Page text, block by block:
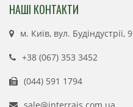
НАШІ КОНТАКТИ
м. Київ, вул. Будіндустрії, 9
+38 (067) 353 3452
(044) 591 1794